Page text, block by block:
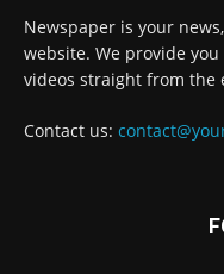
Newspaper is your
website. We provide
videos straight from
Contact us: